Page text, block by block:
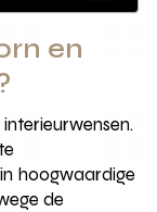
en
hoogwaardige
de